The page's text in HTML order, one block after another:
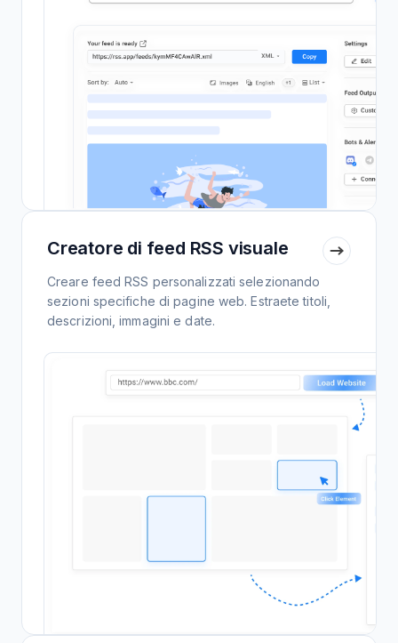
Creatore di feed RSS visuale
Creare feed RSS personalizzati selezionando
sezioni specifiche di pagine web. Estraete titoli,
descrizioni, immagini e date.